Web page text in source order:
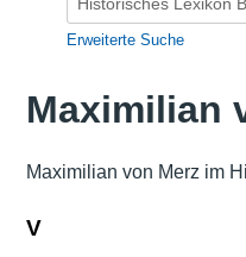
Erweiterte Suche
Maximilian
Maximilian von Merz im
V